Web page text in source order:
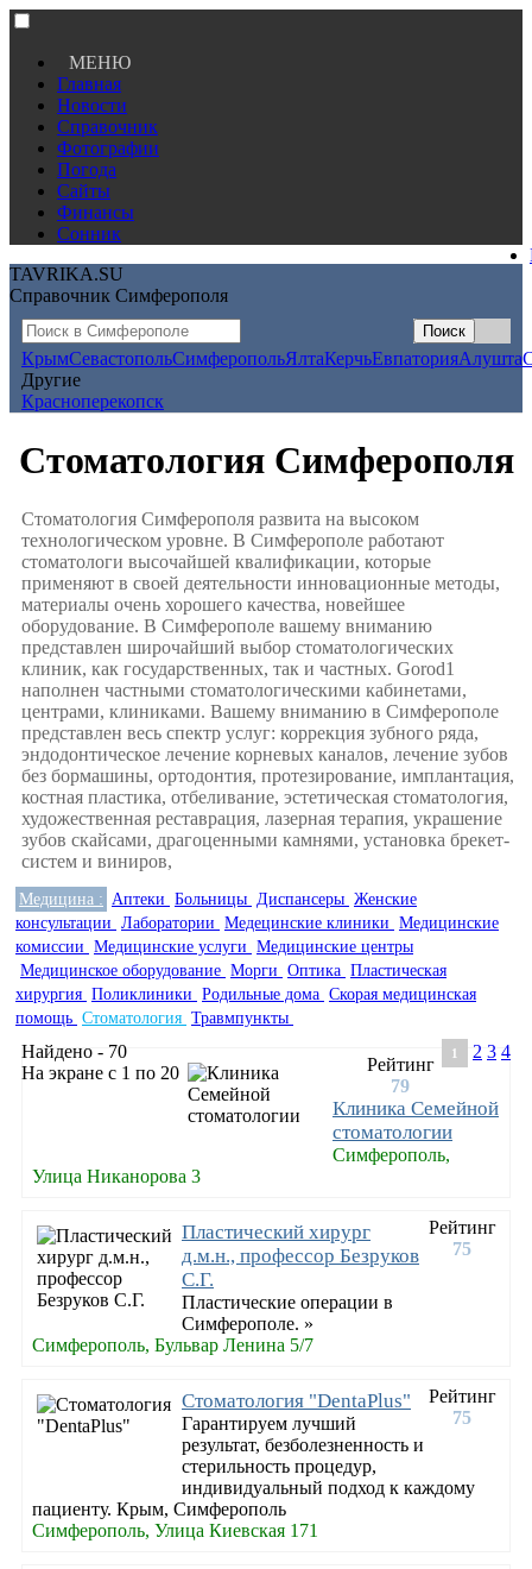
МЕНЮ
Главная
Новости
Справочник
Фотографии
Погода
Сайты
Финансы
Сонник
TAVRIKA.SU
Справочник Симферополя
КрымСевастопольСимферопольЯлтаКерчьЕвпаторияАлушта
Другие
Красноперекопск
Стоматология Симферополя
Стоматология Симферополя развита на высоком
технологическом уровне. В Симферополе работают
стоматологи высочайшей квалификации, которые
применяют в своей деятельности инновационные методы,
материалы очень хорошего качества, новейшее
оборудование. В Симферополе вашему вниманию
представлен широчайший выбор стоматологических
клиник, как государственных, так и частных. Gorod1
наполнен частными стоматологическими кабинетами,
центрами, клиниками. Вашему вниманию в Симферополе
представлен весь спектр услуг: коррекция зубного ряда,
эндодонтическое лечение корневых каналов, лечение зубов
без бормашины, ортодонтия, протезирование, имплантация,
костная пластика, отбеливание, эстетическая стоматология,
художественная реставрация, лазерная терапия, украшение
зубов скайсами, драгоценными камнями, установка брекет-
систем и виниров,
Медицина : Аптеки Больницы Диспансеры Женские
консультации Лаборатории Медецинские клиники Медицинские
комиссии Медицинские услуги Медицинские центры
Медицинское оборудование Морги Оптика Пластическая
хирургия Поликлиники Родильные дома Скорая медицинская
помощь Стоматология Травмпункты
Найдено - 70
На экране с 1 по 20
1 2 3 4
Рейтинг
79
Клиника Семейной
стоматологии
Симферополь,
Улица Никанорова 3
Рейтинг
75
Пластический хирург
д.м.н., профессор Безруков
С.Г.
Пластические операции в
Симферополе. »
Симферополь, Бульвар Ленина 5/7
Рейтинг
75
Стоматология "DentaPlus"
Гарантируем лучший
результат, безболезненность и
стерильность процедур,
индивидуальный подход к каждому
пациенту. Крым, Симферополь
Симферополь, Улица Киевская 171